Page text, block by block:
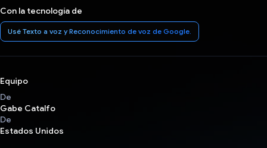
Con la tecnología de
Usé Texto a voz y Reconocimiento de voz de Google.
Equipo
De
Gabe Catalfo
De
Estados Unidos